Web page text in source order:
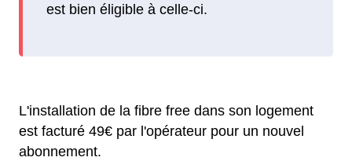
est bien éligible à celle-ci.
L'installation de la fibre free dans son logement
est facturé 49€ par l'opérateur pour un nouvel
abonnement.